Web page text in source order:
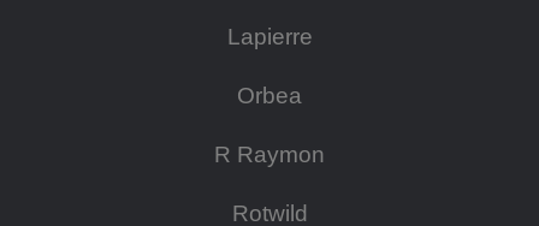
Lapierre
Orbea
R Raymon
Rotwild